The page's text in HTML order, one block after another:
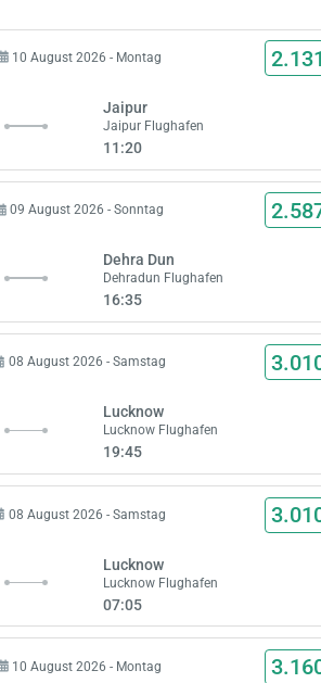
10 August 2026 - Montag
Jaipur
Jaipur Flughafen
11:20
09 August 2026 - Sonntag
Dehra Dun
Dehradun Flughafen
16:35
08 August 2026 - Samstag
Lucknow
Lucknow Flughafen
19:45
08 August 2026 - Samstag
Lucknow
Lucknow Flughafen
07:05
10 August 2026 - Montag